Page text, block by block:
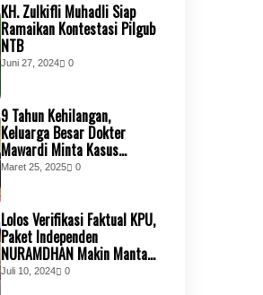
KH. Zulkifli Muhadli Siap
Ramaikan Kontestasi Pilgub
NTB
Juni 27, 2024 0
9 Tahun Kehilangan,
Keluarga Besar Dokter
Mawardi Minta Kasus
Kembali Dibuka
Maret 25, 2025 0
Lolos Verifikasi Faktual KPU,
Paket Independen
NURAMDHAN Makin Mantap
Jemput Kemenangan
Juli 10, 2024 0